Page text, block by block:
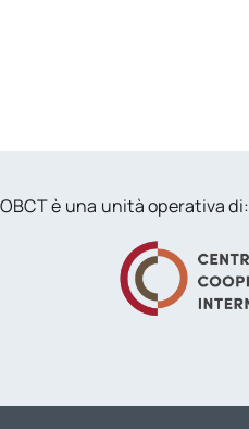
OBCT è una unità operativa di: